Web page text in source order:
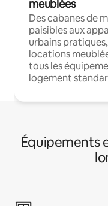
meublées
Des cabanes de
paisibles aux
urbains
locations
tous les
logement
Équipements